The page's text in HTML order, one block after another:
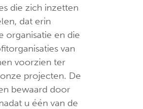
die zich inzetten
dat erin
organisatie en die
van
voorzien ter
projecten. De
bewaard door
u één van de